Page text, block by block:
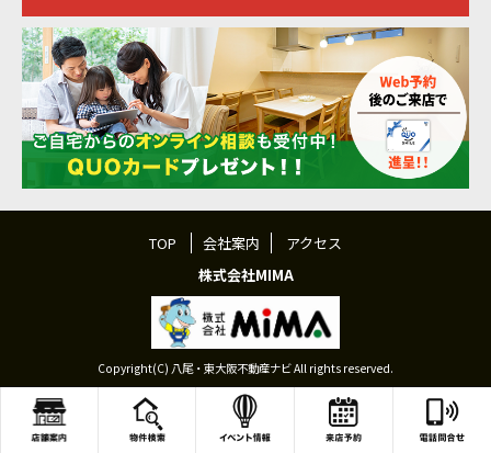
TOP 会社案内
アクセス
株式会社MIMA
Copyright(C) 八尾・東大阪不動産ナビ All rights reserved.